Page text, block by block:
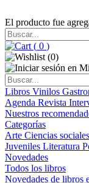
El producto fue
( 0 )
(0)
Libros Vinilos
Agenda Revista
Nuestros
Categorías
Arte Ciencias sociales
Juveniles Literatura
Novedades
Todos los libros
Novedades de libros